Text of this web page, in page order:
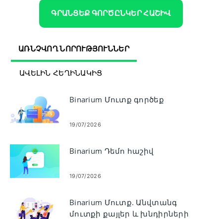
ԳՐԱՆՑԵՔ ԳՈՐԾԸՆԿԵՐ ՀԱՇԻՎ
ԱՌՆՉՎՈՂ ՆՈՐՈՒԹՅՈՒՆՆԵՐ
ԱՎԵԼԻՆ ՀԵՂԻՆԱԿԻՑ
Binarium Մուտք գործեք
19/07/2026
Binarium Դեմո հաշիվ
19/07/2026
Binarium Մուտք. Անվտանգ
մուտքի քայլեր և խնդիրների